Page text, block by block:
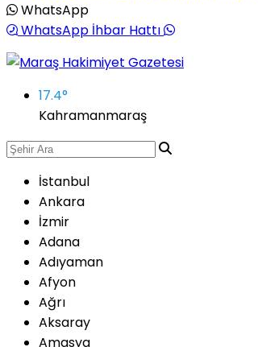
WhatsApp
WhatsApp İhbar Hattı
17.4°
Kahramanmaraş
İstanbul
Ankara
İzmir
Adana
Adıyaman
Afyon
Ağrı
Aksaray
Amasya